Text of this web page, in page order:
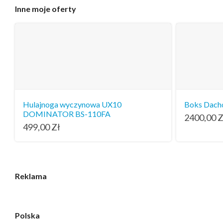
Inne moje oferty
Hulajnoga wyczynowa UX10
DOMINATOR BS-110FA
499,00Zł
Boks
2400,00
Reklama
Polska